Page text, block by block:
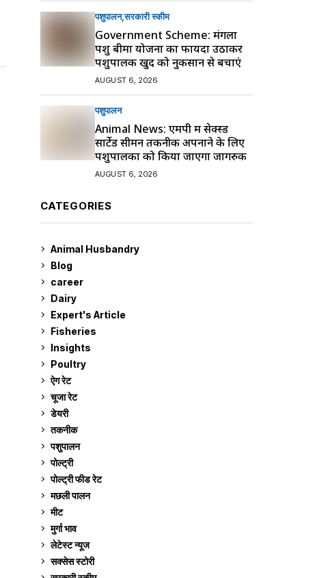
पशुपालन सरकारी स्की‍म
Government Scheme: मंगला
पशु बीमा योजना का फायदा उठाकर
पशुपालक खुद को नुकसान से बचाएं
AUGUST 6, 2026
पशुपालन
Animal News: एमपी में सेक्स्ड
सार्टेड सीमन तकनीक अपनाने के लिए
पशुपालकों को किया जाएगा जागरुक
AUGUST 6, 2026
CATEGORIES
Animal Husbandry
Blog
career
Dairy
Expert's Article
Fisheries
Insights
Poultry
ऐग रेट
चूजा रेट
डेयरी
तकनीक
पशुपालन
पोल्ट्री
पोल्ट्री फीड रेट
मछली पालन
मीट
मुर्गा भाव
लेटेस्ट न्यूज
सक्सेस स्टो‍री